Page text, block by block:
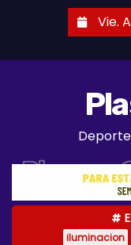
Vie.
iluminacion